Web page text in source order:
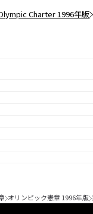
Charter 1996年版
オリンピック憲章 1996年版